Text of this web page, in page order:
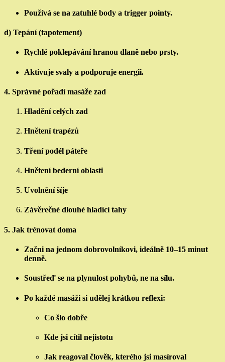
Používá se na zatuhlé body a trigger pointy.
d) Tepání (tapotement)
Rychlé poklepávání hranou dlaně nebo prsty.
Aktivuje svaly a podporuje energii.
4. Správné pořadí masáže zad
Hladění celých zad
Hnětení trapézů
Tření podél páteře
Hnětení bederní oblasti
Uvolnění šíje
Závěrečné dlouhé hladící tahy
5. Jak trénovat doma
Začni na jednom dobrovolníkovi, ideálně 10–15 minut
denně.
Soustřeď se na plynulost pohybů, ne na sílu.
Po každé masáži si udělej krátkou reflexi:
Co šlo dobře
Kde jsi cítil nejistotu
Jak reagoval člověk, kterého jsi masíroval